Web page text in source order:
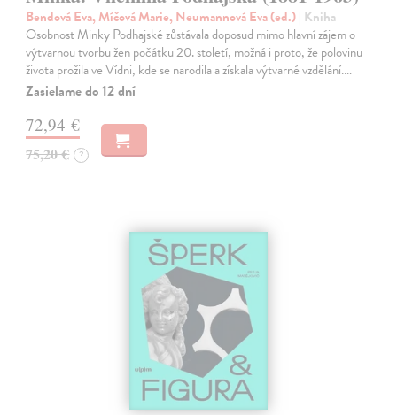
Bendová Eva, Míčová Marie, Neumannová Eva (ed.)| Kniha
Osobnost Minky Podhajské zůstávala doposud mimo hlavní zájem o
výtvarnou tvorbu žen počátku 20. století, možná i proto, že polovinu
života prožila ve Vídni, kde se narodila a získala výtvarné vzdělání.…
Zasielame do 12 dní
72,94 €
75,20 € ?